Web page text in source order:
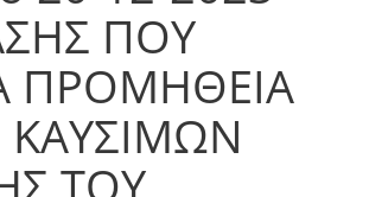
ΠΟΥ
ΠΡΟΜΗΘΕΙΑ